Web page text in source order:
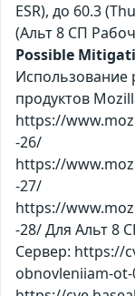
ESR), до 60.3
(Альт 8 СП
Possible
продуктов
https://
-26/
https://
-27/
https://
-28/ Для Альт 8
Сервер: https://
obnovleniiam-ot-